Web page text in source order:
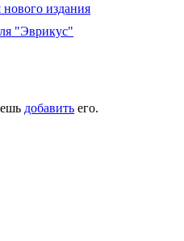
издания
"Эврикус"
добавить его.